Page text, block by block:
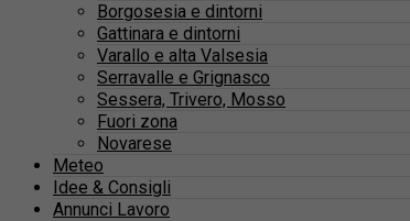
Borgosesia e dintorni
Gattinara e dintorni
Varallo e alta Valsesia
Serravalle e Grignasco
Sessera, Trivero, Mosso
Fuori zona
Novarese
Meteo
Idee & Consigli
Annunci Lavoro